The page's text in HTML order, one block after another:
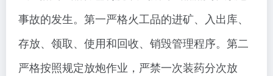
事故的发生。第一严格火工品的进矿、入出库、
存放、领取、使用和回收、销毁管理程序。第二
严格按照规定放炮作业，严禁一次装药分次放